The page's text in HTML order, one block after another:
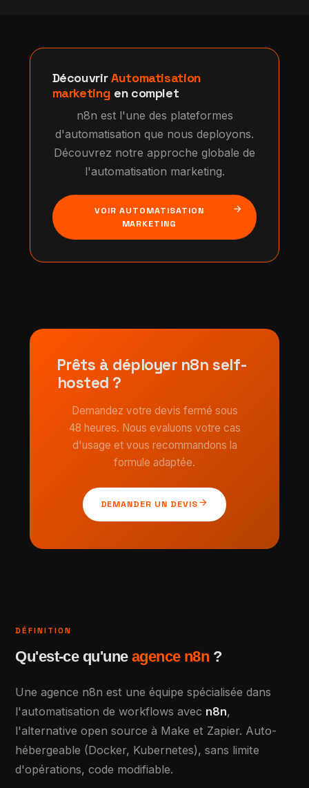
DécouvrirAutomatisation
marketing en complet
n8n est l'une des plateformes
d'automatisation que nous deployons.
Découvrez notre approche globale de
l'automatisation marketing.
VOIR AUTOMATISATION
MARKETING
arrow_forward
Prêts à déployer n8n self-
hosted ?
Demandez votre devis fermé sous
48 heures. Nous evaluons votre cas
d'usage et vous recommandons la
formule adaptée.
DEMANDER UN DEVISarrow_forward
DÉFINITION
Qu'est-ce qu'une agence n8n ?
Une agence n8n est une équipe spécialisée dans
l'automatisation de workflows avec n8n,
l'alternative open source à Make et Zapier. Auto-
hébergeable (Docker, Kubernetes), sans limite
d'opérations, code modifiable.